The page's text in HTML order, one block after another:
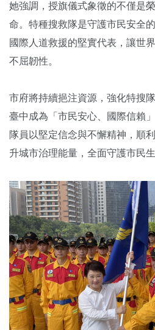
她強調，授旗儀式象徵的不僅是
命。特種搜救隊是守護市民安全
國際人道救援的堅實代表，讓世
不屈韌性。
市府將持續挹注資源，強化特搜
臺中成為「市民安心、國際信賴
隊員以堅定信念與不懈精神，順
升城市治理能量，全面守護市民生